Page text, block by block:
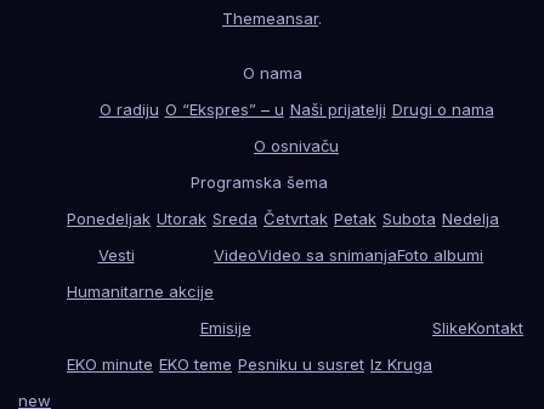
Themeansar.
O nama
O radiju O “Ekspres” – u Naši prijatelji Drugi o nama
O osnivaču
Programska šema
Ponedeljak Utorak Sreda Četvrtak Petak Subota Nedelja
Vesti
Humanitarne akcije
VideoVideo sa snimanjaFoto albumi
Emisije
EKO minute EKO teme Pesniku u susret Iz Kruga
SlikeKontakt
new